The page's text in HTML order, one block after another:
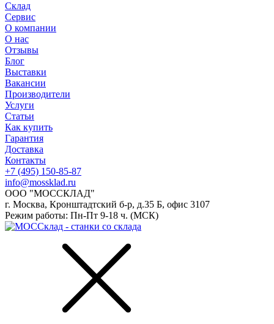
Склад
Сервис
О компании
О нас
Отзывы
Блог
Выставки
Вакансии
Производители
Услуги
Статьи
Как купить
Гарантия
Доставка
Контакты
+7 (495) 150-85-87
info@mossklad.ru
ООО "МОССКЛАД"
г. Москва, Кронштадтский б-р, д.35 Б, офис 3107
Режим работы: Пн-Пт 9-18 ч. (МСК)